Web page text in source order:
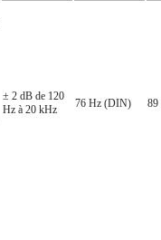
± 2 dB de 120
Hz à 20 kHz
76 Hz (DIN) 89